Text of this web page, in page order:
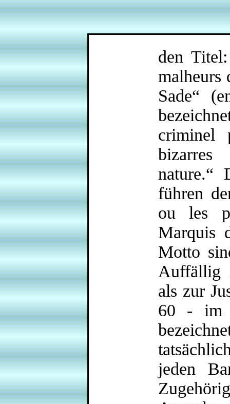
den
malheurs
Sade“
criminel
nature.“
führen
ou les
Marquis
Motto
Auffällig
als zur
60 - im
jeden